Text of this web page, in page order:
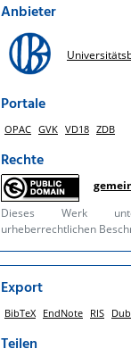
Anbieter
Portale
OPAC GVK VD18 ZDB
Rechte
Dieses Werk
urheberrechtlichen
Export
BibTeX EndNote RIS
Teilen